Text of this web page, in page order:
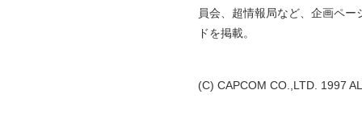
員会、超情報局など、企画ペ
ドを掲載。
(C) CAPCOM CO.,LTD. 1997